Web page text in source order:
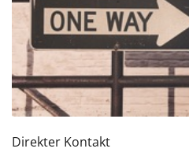
Direkter Kontakt